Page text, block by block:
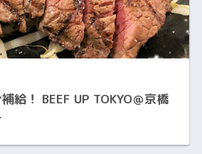
給！ BEEF UP TOKYO＠京橋